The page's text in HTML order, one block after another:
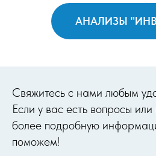
АНАЛИЗЫ
Cвяжитесь с нами любым
Если у вас есть вопросы или
более подробную
поможем!